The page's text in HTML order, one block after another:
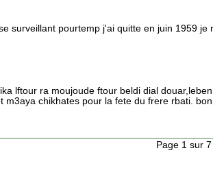
surveillant pourtemp j'ai quitte en juin 1959
lftour ra moujoude ftour beldi dial
m3aya chikhates pour la fete du frere rbati.
Page 1 sur